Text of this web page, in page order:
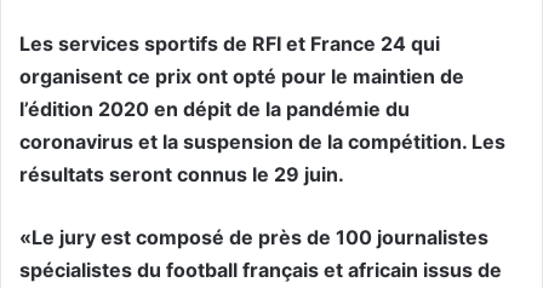
Les services sportifs de RFI et France 24 qui
organisent ce prix ont opté pour le maintien de
l’édition 2020 en dépit de la pandémie du
coronavirus et la suspension de la compétition. Les
résultats seront connus le 29 juin.
«Le jury est composé de près de 100 journalistes
spécialistes du football français et africain issus de